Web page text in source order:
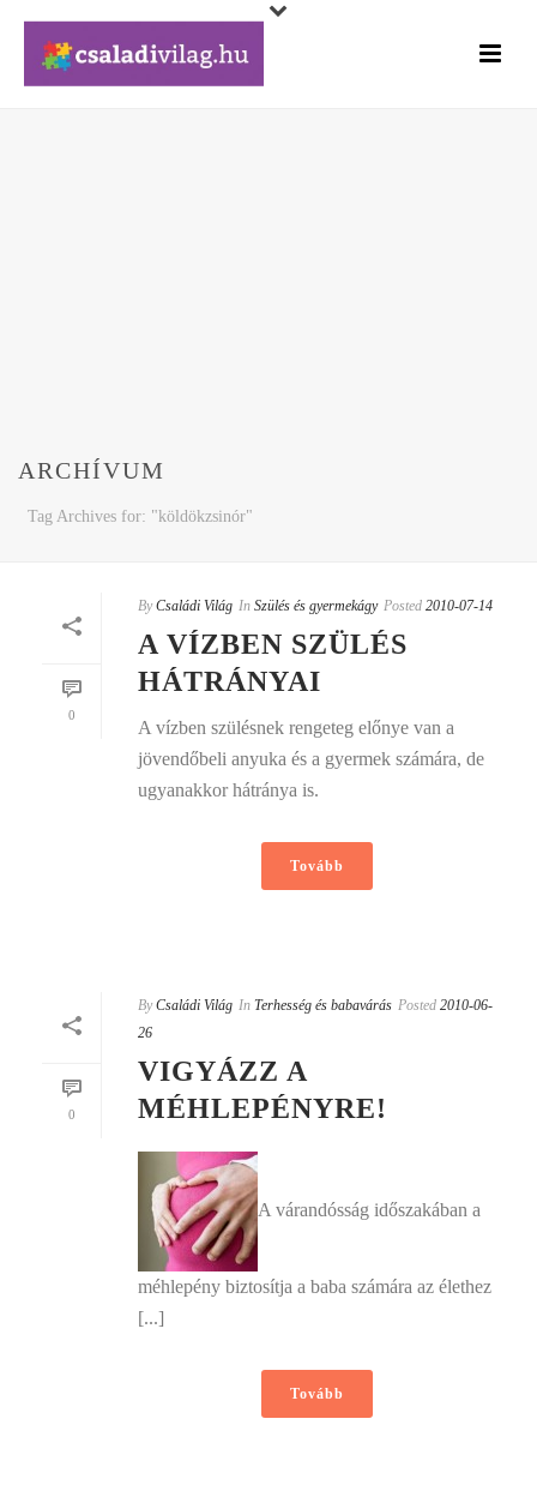
ARCHÍVUM
Tag Archives for: "köldökzsinór"
0
By Családi Világ In Szülés és gyermekágy Posted 2010-07-14
A VÍZBEN SZÜLÉS
HÁTRÁNYAI
A vízben szülésnek rengeteg előnye van a
jövendőbeli anyuka és a gyermek számára, de
ugyanakkor hátránya is.
Tovább
0
By Családi Világ In Terhesség és babavárás Posted 2010-06-
26
VIGYÁZZ A
MÉHLEPÉNYRE!
A várandósság időszakában a
méhlepény biztosítja a baba számára az élethez
[...]
Tovább